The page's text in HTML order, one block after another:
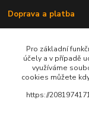
Doprava a platba
Pro základní
účely a v případě
využíváme
cookies můžete
https://